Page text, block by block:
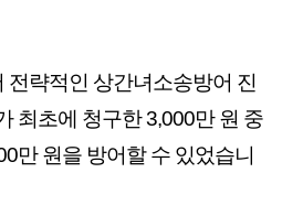
전략적인 상간녀소송방어 진
최초에 청구한 3,000만 원 중
만 원을 방어할 수 있었습니